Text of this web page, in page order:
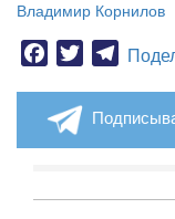
Владимир Корнилов
Facebook
Twitter